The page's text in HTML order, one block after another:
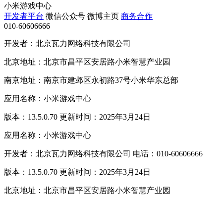
小米游戏中心
开发者平台 微信公众号 微博主页 商务合作
010-60606666
开发者：北京瓦力网络科技有限公司
北京地址：北京市昌平区安居路小米智慧产业园
南京地址：南京市建邺区永初路37号小米华东总部
应用名称：小米游戏中心
版本：13.5.0.70 更新时间：2025年3月24日
应用名称：小米游戏中心
开发者：北京瓦力网络科技有限公司 电话：010-60606666
版本：13.5.0.70 更新时间：2025年3月24日
北京地址：北京市昌平区安居路小米智慧产业园